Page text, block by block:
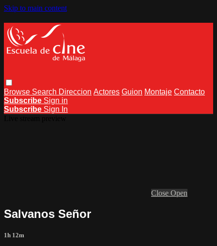
Skip to main content
Browse Search Direccion Actores Guion Montaje Contacto
Subscribe Sign in
Subscribe Sign In
Close Open
Salvanos Señor
1h 12m